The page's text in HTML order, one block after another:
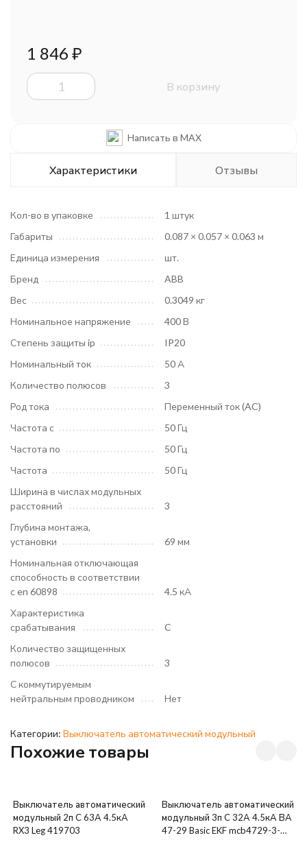
1 846 ₽
В корзину
Написать в MAX
Характеристики Отзывы
Кол-во в упаковке
1 штук
Габариты
0.087 × 0.057 × 0.063 м
Единица измерения
шт.
Бренд
ABB
Вес
0.3049 кг
Номинальное напряжение
400 В
Степень защиты ip
IP20
Номинальный ток
50 А
Количество полюсов
3
Род тока
Переменный ток (AC)
Частота с
50 Гц
Частота по
50 Гц
Частота
50 Гц
Ширина в числах модульных
расстояний
3
Глубина монтажа,
установки
69 мм
Номинальная отключающая
способность в соответствии
с en 60898
4.5 кА
Характеристика
срабатывания
C
Количество защищенных
полюсов
3
С коммутируемым
нейтральным проводником
Нет
Категории: Выключатель автоматический модульный
Похожие товары
Выключатель автоматический
модульный 2п C 63А 4.5кА
RX3 Leg 419703
Выключатель автоматический
модульный 3п C 32А 4.5кА ВА
47-29 Basic EKF mcb4729-3-